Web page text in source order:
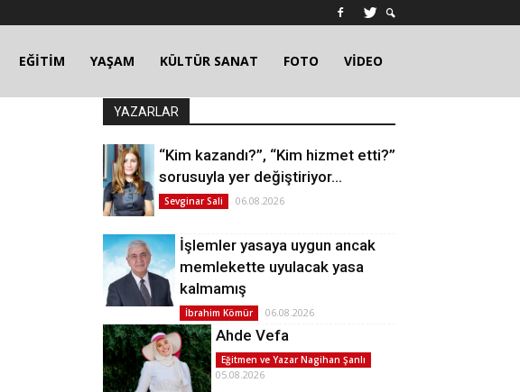
EĞİTİM YAŞAM KÜLTÜR SANAT FOTO VİDEO
YAZARLAR
“Kim kazandı?”, “Kim hizmet etti?”
sorusuyla yer değiştiriyor…
Sevginar Sali 06.08.2026
İşlemler yasaya uygun ancak
memlekette uyulacak yasa
kalmamış
İbrahim Kömür 06.08.2026
Ahde Vefa
Eğitmen ve Yazar Nagihan Şanlı
05.08.2026